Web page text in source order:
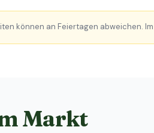
können an Feiertagen abweichen.
Markt